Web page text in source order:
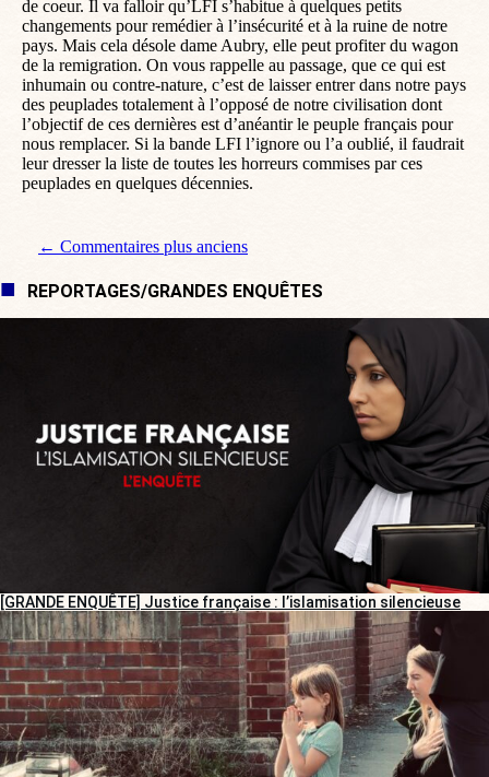
de coeur. Il va falloir qu’LFI s’habitue à quelques petits
changements pour remédier à l’insécurité et à la ruine de notre
pays. Mais cela désole dame Aubry, elle peut profiter du wagon
de la remigration. On vous rappelle au passage, que ce qui est
inhumain ou contre-nature, c’est de laisser entrer dans notre pays
des peuplades totalement à l’opposé de notre civilisation dont
l’objectif de ces dernières est d’anéantir le peuple français pour
nous remplacer. Si la bande LFI l’ignore ou l’a oublié, il faudrait
leur dresser la liste de toutes les horreurs commises par ces
peuplades en quelques décennies.
Navigation de commentaire
← Commentaires plus anciens
REPORTAGES/GRANDES ENQUÊTES
[GRANDE ENQUÊTE] Justice française : l’islamisation silencieuse